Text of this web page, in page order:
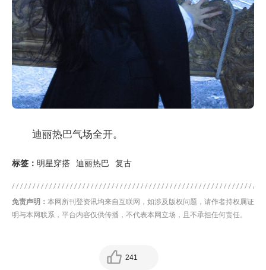
迪丽热巴气场全开。
标签： 明星穿搭 迪丽热巴 复古
免责声明： 本网所刊登资讯均来自互联网，如涉及版权问题，请作者持权属证
明与本网联系，平台内容仅供传播，不代表本网立场，且不承担任何责任。
241